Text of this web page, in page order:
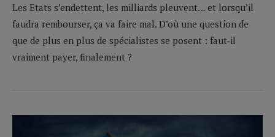
Les Etats s’endettent, les milliards pleuvent… et lorsqu’il
faudra rembourser, ça va faire mal. D’où une question de
que de plus en plus de spécialistes se posent : faut-il
vraiment payer, finalement ?